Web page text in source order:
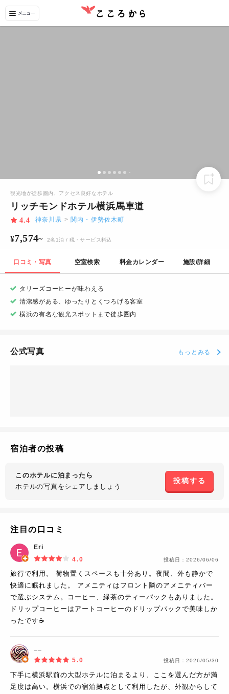
観光地が徒歩圏内、アクセス良好なホテル
リッチモンドホテル横浜馬車道
4.4 神奈川県 > 関内・伊勢佐木町
¥7,574~ 2名 1泊 / 税・サービス料込
口コミ・写真 空室検索 料金カレンダー 施設/詳細
タリーズコーヒーが味わえる
清潔感がある、ゆったりとくつろげる客室
横浜の有名な観光スポットまで徒歩圏内
公式写真 もっとみる
宿泊者の投稿
このホテルに泊まったら
ホテルの写真をシェアしましょう
投稿する
注目の口コミ
Eri
4.0
投稿日： 2026/06/06
旅行で利用。 荷物置くスペースも十分あり。夜間、外も静かで
快適に眠れました。 アメニティはフロント隣のアメニティバー
で選ぶシステム。コーヒー、緑茶のティーパックもありました。
ドリップコーヒーはアートコーヒーのドリップパックで美味しか
ったです☕️
5.0
投稿日： 2026/05/30
下手に横浜駅前の大型ホテルに泊まるより、ここを選んだ方が満
足度は高い。横浜での宿泊拠点として利用したが、外観からして